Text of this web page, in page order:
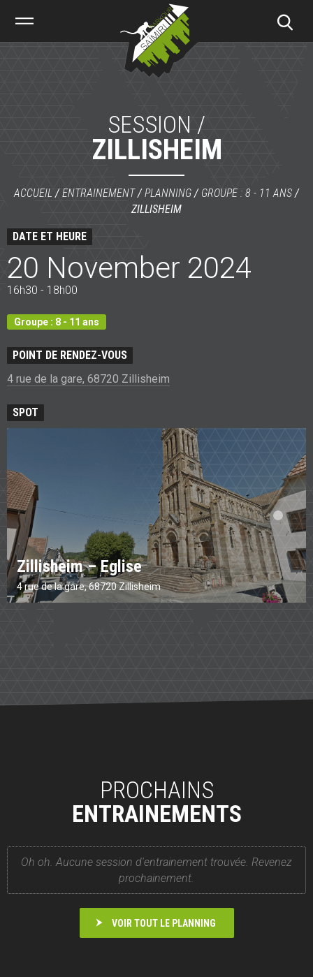
Parkour
SESSION /
ZILLISHEIM
ACCUEIL /ENTRAINEMENT/PLANNING / GROUPE : 8 - 11 ANS /
ZILLISHEIM
DATE ET HEURE
20 November 2024
16h30 - 18h00
Groupe : 8 - 11 ans
POINT DE RENDEZ-VOUS
4 rue de la gare, 68720 Zillisheim
SPOT
Zillisheim – Eglise
4 rue de la gare, 68720 Zillisheim
PROCHAINS
ENTRAINEMENTS
Oh oh. Aucune session d'entrainement trouvée. Revenez
prochainement.
VOIR TOUT LE PLANNING